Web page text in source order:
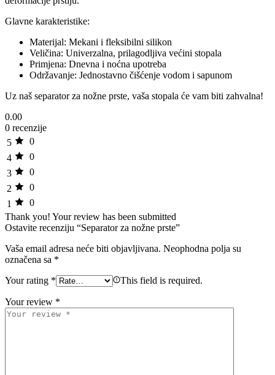
Glavne karakteristike:
Materijal: Mekani i fleksibilni silikon
Veličina: Univerzalna, prilagodljiva većini stopala
Primjena: Dnevna i noćna upotreba
Održavanje: Jednostavno čišćenje vodom i sapunom
Uz naš separator za nožne prste, vaša stopala će vam biti zahvalna!
0.00
0 recenzije
5
0
4
0
3
0
2
0
1
0
Thank you! Your review has been submitted
Ostavite recenziju “Separator za nožne prste”
Vaša email adresa neće biti objavljivana. Neophodna polja su
označena sa *
Your rating * This field is required.
Your review *